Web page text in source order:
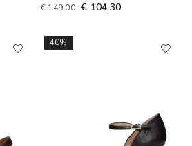
€ 149,00 € 104,30
40%